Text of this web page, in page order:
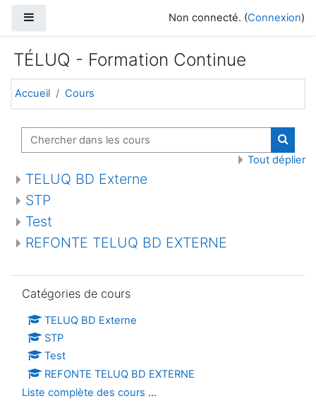
Non connecté. (Connexion)
TÉLUQ - Formation Continue
Accueil Cours
Chercher dans les cours
Tout déplier
TELUQ BD Externe
STP
Test
REFONTE TELUQ BD EXTERNE
Catégories de cours
TELUQ BD Externe
STP
Test
REFONTE TELUQ BD EXTERNE
Liste complète des cours ...